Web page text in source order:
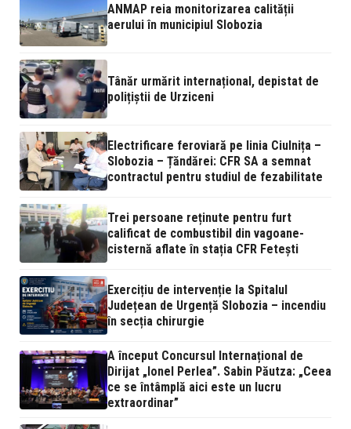
ANMAP reia monitorizarea calității
aerului în municipiul Slobozia
Tânăr urmărit internațional, depistat de
polițiștii de Urziceni
Electrificare feroviară pe linia Ciulnița –
Slobozia – Țăndărei: CFR SA a semnat
contractul pentru studiul de fezabilitate
Trei persoane reținute pentru furt
calificat de combustibil din vagoane-
cisternă aflate în stația CFR Fetești
Exercițiu de intervenție la Spitalul
Județean de Urgență Slobozia – incendiu
în secția chirurgie
A început Concursul Internațional de
Dirijat „Ionel Perlea”. Sabin Păutza: „Ceea
ce se întâmplă aici este un lucru
extraordinar”